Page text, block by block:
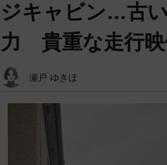
ジキャビン…古
力 貴重な走行映
瀬戸 ゆきほ